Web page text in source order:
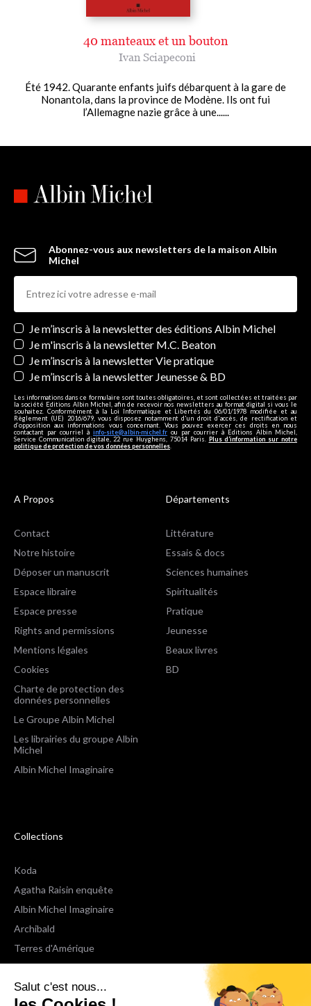
Salut c'est nous...
40 manteaux et un bouton
Ivan Sciapeconi
Été 1942. Quarante enfants juifs débarquent à la gare de
Nonantola, dans la province de Modène. Ils ont fui
l’Allemagne nazie grâce à une......
Abonnez-vous aux newsletters de la maison Albin
Michel
Newsletters
Je m’inscris à la newsletter des éditions Albin Michel
Je m'inscris à la newsletter M.C. Beaton
Je m’inscris à la newsletter Vie pratique
Je m’inscris à la newsletter Jeunesse & BD
Les informations dans ce formulaire sont toutes obligatoires, et sont collectées et traitées par
la société Editions Albin Michel, afin de recevoir nos newsletters au format digital si vous le
souhaitez. Conformément à la Loi Informatique et Libertés du 06/01/1978 modifiée et au
Règlement (UE) 2016/679, vous disposez notamment d'un droit d'accès, de rectification et
d’opposition aux informations vous concernant. Vous pouvez exercer ces droits en nous
contactant par courriel à info-site@albin-michel.fr ou par courrier à Editions Albin Michel,
Service Communication digitale, 22 rue Huyghens, 75014 Paris. Plus d’information sur notre
politique de protection de vos données personnelles
A Propos
Contact
Notre histoire
Déposer un manuscrit
Espace libraire
Espace presse
Rights and permissions
Mentions légales
Cookies
Charte de protection des
données personnelles
Le Groupe Albin Michel
Les librairies du groupe Albin
Michel
Albin Michel Imaginaire
Départements
Littérature
Essais & docs
Sciences humaines
Spiritualités
Pratique
Jeunesse
Beaux livres
BD
Collections
Koda
Agatha Raisin enquête
Albin Michel Imaginaire
Archibald
Terres d'Amérique
Espaces Libres Poche
NOX